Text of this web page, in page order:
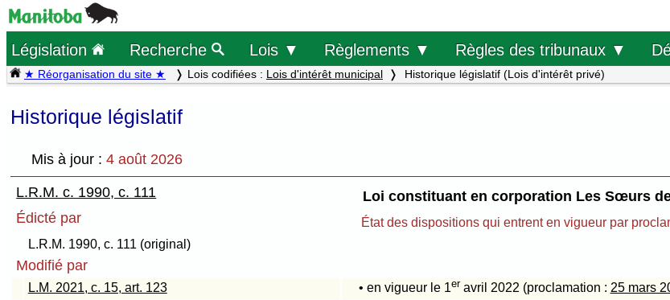
Législation Recherche Lois ▼ Règlements ▼ Règles des tribunaux ▼
★ Réorganisation du site ★ Lois codifiées : Lois d'intérêt municipal Historique législatif (Lois d'intérêt privé)
Historique législatif
Mis à jour :4 août 2026
L.R.M. c. 1990, c. 111
Loi constituant en corporation Les Sœurs
Édicté par
État des dispositions qui entrent en vigueur par
L.R.M. 1990, c. 111 (original)
Modifié par
L.M. 2021, c. 15, art. 123 • en vigueur le 1er avril 2022 (proclamation : 25 mars